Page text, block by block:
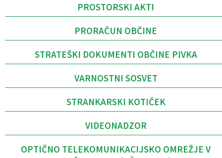
PROSTORSKI AKTI
PRORAČUN OBČINE
STRATEŠKI DOKUMENTI OBČINE PIVKA
VARNOSTNI SOSVET
STRANKARSKI KOTIČEK
VIDEONADZOR
OPTIČNO TELEKOMUNIKACIJSKO OMREŽJE V